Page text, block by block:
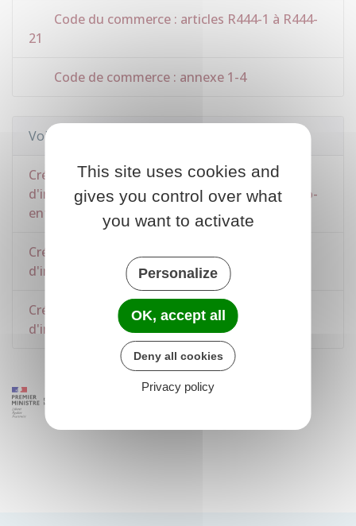
Code du commerce : articles R444-1 à R444-
21
Code de commerce : annexe 1-4
Voir aussi
Création d'entreprise : formalités
d'immatriculation d'une micro-entreprise (auto-
entrepreneur)
Création d'entreprise : formalités
d'immatriculation d'une entreprise individuelle
Création d'entreprise : formalités
d'immatriculation d'une société
This site uses cookies and
gives you control over what
you want to activate
Personalize
OK, accept all
Deny all cookies
Privacy policy